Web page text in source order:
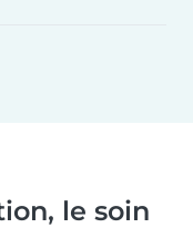
le soin